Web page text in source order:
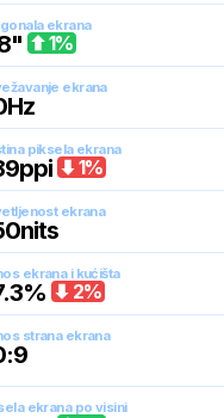
ekrana
" 1%
ekrana
Hz
piksela ekrana
ppi 1%
ekrana
nits
ekrana i kućišta
% 2%
strana ekrana
ekrana po visini